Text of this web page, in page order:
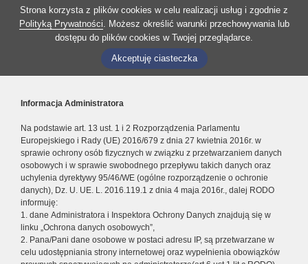
Strona korzysta z plików cookies w celu realizacji usług i zgodnie z
Polityką Prywatności. Możesz określić warunki przechowywania lub
dostępu do plików cookies w Twojej przeglądarce.
Akceptuję ciasteczka
Informacja Administratora
Na podstawie art. 13 ust. 1 i 2 Rozporządzenia Parlamentu
Europejskiego i Rady (UE) 2016/679 z dnia 27 kwietnia 2016r. w
sprawie ochrony osób fizycznych w związku z przetwarzaniem danych
osobowych i w sprawie swobodnego przepływu takich danych oraz
uchylenia dyrektywy 95/46/WE (ogólne rozporządzenie o ochronie
danych), Dz. U. UE. L. 2016.119.1 z dnia 4 maja 2016r., dalej RODO
informuję:
1. dane Administratora i Inspektora Ochrony Danych znajdują się w
linku „Ochrona danych osobowych”,
2. Pana/Pani dane osobowe w postaci adresu IP, są przetwarzane w
celu udostępniania strony internetowej oraz wypełnienia obowiązków